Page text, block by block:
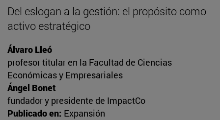
Del eslogan a la gestión: el propósito como
activo estratégico
Álvaro Lleó
profesor titular en la Facultad de Ciencias
Económicas y Empresariales
Ángel Bonet
fundador y presidente de ImpactCo
Publicado en: Expansión